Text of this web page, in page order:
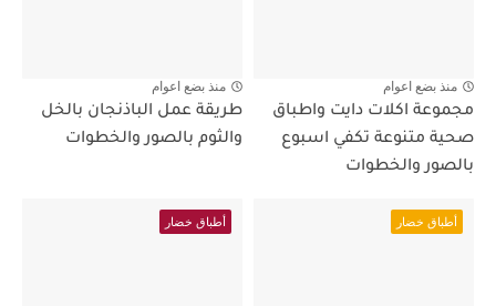
منذ بضع اعوام
مجموعة اكلات دايت واطباق
صحية متنوعة تكفي اسبوع
بالصور والخطوات
منذ بضع اعوام
طريقة عمل الباذنجان بالخل
والثوم بالصور والخطوات
أطباق خضار أطباق خضار